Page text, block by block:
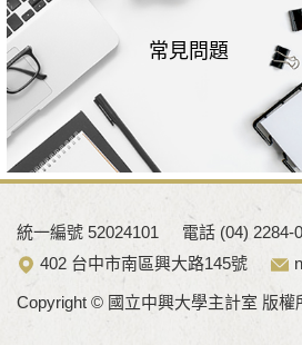
常見問題
統一編號 52024101 電話 (04) 2284-
402 台中市南區興大路145號
Copyright © 國立中興大學主計室 版權